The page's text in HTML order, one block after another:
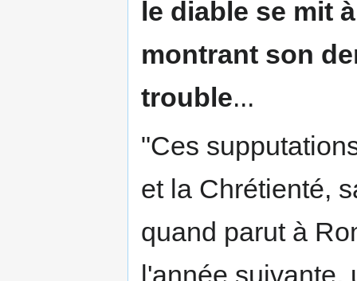
le diable se mit
montrant son
trouble...
"Ces
et la Chrétienté,
quand parut à
l'année